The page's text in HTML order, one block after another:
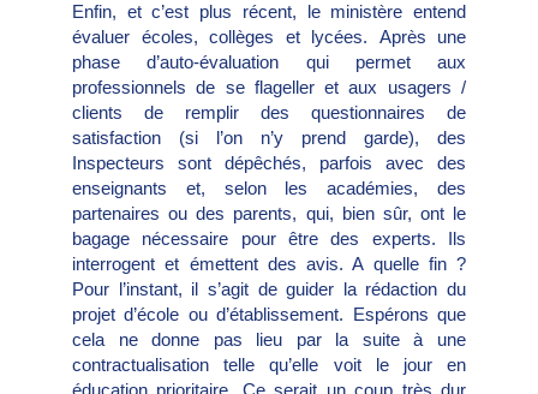
Enfin, et c’est plus récent, le ministère entend
évaluer écoles, collèges et lycées. Après une
phase d’auto-évaluation qui permet aux
professionnels de se flageller et aux usagers /
clients de remplir des questionnaires de
satisfaction (si l’on n’y prend garde), des
Inspecteurs sont dépêchés, parfois avec des
enseignants et, selon les académies, des
partenaires ou des parents, qui, bien sûr, ont le
bagage nécessaire pour être des experts. Ils
interrogent et émettent des avis. A quelle fin ?
Pour l’instant, il s’agit de guider la rédaction du
projet d’école ou d’établissement. Espérons que
cela ne donne pas lieu par la suite à une
contractualisation telle qu’elle voit le jour en
éducation prioritaire. Ce serait un coup très dur